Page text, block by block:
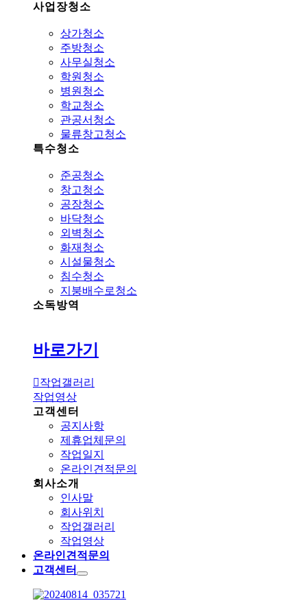
사업장청소
상가청소
주방청소
사무실청소
학원청소
병원청소
학교청소
관공서청소
물류창고청소
특수청소
준공청소
창고청소
공장청소
바닥청소
외벽청소
화재청소
시설물청소
침수청소
지붕배수로청소
소독방역
바로가기
작업갤러리
작업영상
고객센터
공지사항
제휴업체문의
작업일지
온라인견적문의
회사소개
인사말
회사위치
작업갤러리
작업영상
온라인견적문의
고객센터